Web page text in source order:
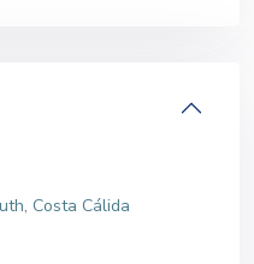
, Costa Cálida